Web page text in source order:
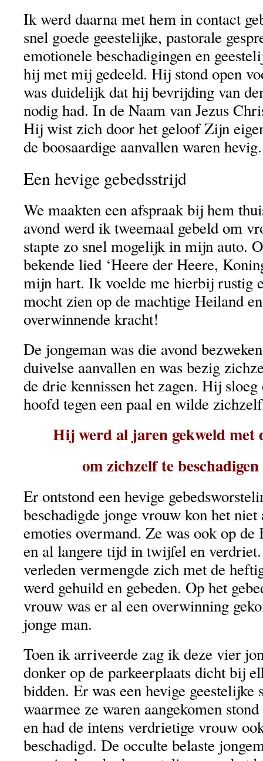
Ik werd daarna met hem in contact
snel goede geestelijke, pastorale
emotionele beschadigingen en
hij met mij gedeeld. Hij stond open
was duidelijk dat hij bevrijding van
nodig had. In de Naam van Jezus
Hij wist zich door het geloof Zijn
de boosaardige aanvallen waren
Een hevige gebedsstrijd
We maakten een afspraak bij hem
avond werd ik tweemaal gebeld om
stapte zo snel mogelijk in mijn auto.
bekende lied ‘Heere der Heere,
mijn hart. Ik voelde me hierbij rustig
mocht zien op de machtige Heiland
overwinnende kracht!
De jongeman was die avond
duivelse aanvallen en was bezig
de drie kennissen het zagen. Hij
hoofd tegen een paal en wilde
Hij werd al jaren gekweld met
om zichzelf te
Er ontstond een hevige
beschadigde jonge vrouw kon het
emoties overmand. Ze was ook op de
en al langere tijd in twijfel en
verleden vermengde zich met de
werd gehuild en gebeden. Op het
vrouw was er al een overwinning
jonge man.
Toen ik arriveerde zag ik deze vier
donker op de parkeerplaats dicht bij
bidden. Er was een hevige geestelijke
waarmee ze waren aangekomen
en had de intens verdrietige vrouw
beschadigd. De occulte belaste